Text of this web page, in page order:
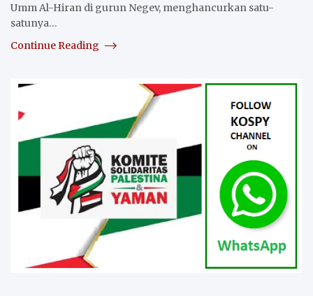
Umm Al-Hiran di gurun Negev, menghancurkan satu-
satunya…
Continue Reading